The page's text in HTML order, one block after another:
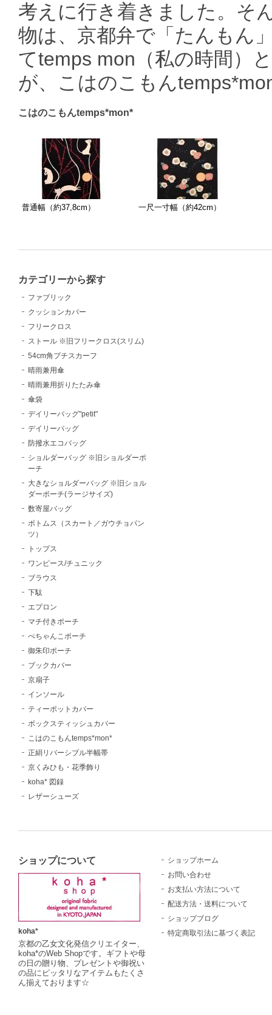
考えに行き着きました。そ
物は、京都弁で「たんもん
てtemps mon（私の時間）
が、こはのこもん
こはのこもんtemps*mon*
普通幅（約37,8cm） 一尺一寸幅（約42cm）
カテゴリーから探す
ファブリック
クッションカバー
フリークロス
ストール ※旧フリークロス(スリム)
54cm角プチスカーフ
晴雨兼用傘
晴雨兼用折りたたみ傘
傘袋
デイリーバッグ"petit"
デイリーバッグ
防撥水エコバッグ
ショルダーバッグ ※旧ショルダーポ
ーチ
大きなショルダーバッグ ※旧ショル
ダーポーチ(ラージサイズ)
数寄屋バッグ
ボトムス（スカート／ガウチョパン
ツ）
トップス
ワンピース/チュニック
ブラウス
下駄
エプロン
マチ付きポーチ
ぺちゃんこポーチ
御朱印ポーチ
ブックカバー
京扇子
インソール
ティーポットカバー
ボックスティッシュカバー
こはのこもんtemps*mon*
正絹リバーシブル半幅帯
京くみひも・花季飾り
koha* 図録
レザーシューズ
ショップについて
koha*
京都の乙女文化発信クリエイター、
koha*のWeb Shopです。ギフトや母
の日の贈り物、プレゼントや御祝い
の品にピッタリなアイテムもたくさ
ん揃えております☆
ショップホーム
お問い合わせ
お支払い方法について
配送方法・送料について
ショップブログ
特定商取引法に基づく表記